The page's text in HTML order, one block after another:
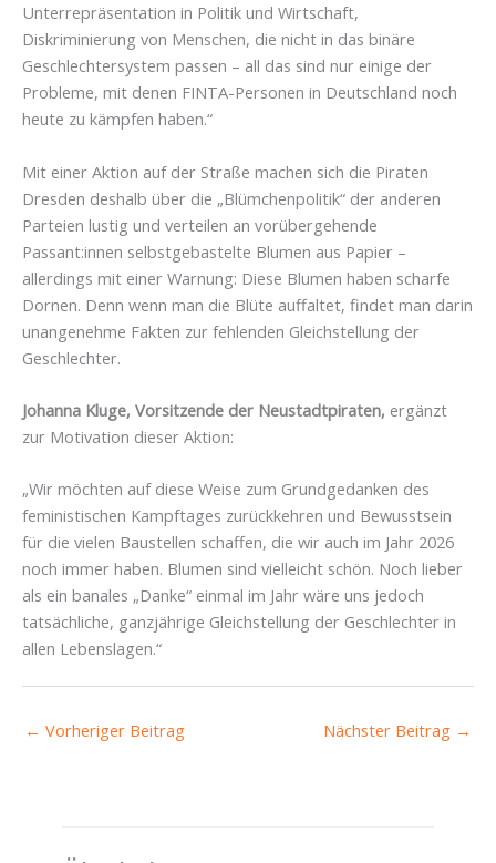
Unterrepräsentation in Politik und Wirtschaft,
Diskriminierung von Menschen, die nicht in das binäre
Geschlechtersystem passen – all das sind nur einige der
Probleme, mit denen FINTA-Personen in Deutschland noch
heute zu kämpfen haben.“
Mit einer Aktion auf der Straße machen sich die Piraten
Dresden deshalb über die „Blümchenpolitik“ der anderen
Parteien lustig und verteilen an vorübergehende
Passant:innen selbstgebastelte Blumen aus Papier –
allerdings mit einer Warnung: Diese Blumen haben scharfe
Dornen. Denn wenn man die Blüte auffaltet, findet man darin
unangenehme Fakten zur fehlenden Gleichstellung der
Geschlechter.
Johanna Kluge, Vorsitzende der Neustadtpiraten, ergänzt
zur Motivation dieser Aktion:
„Wir möchten auf diese Weise zum Grundgedanken des
feministischen Kampftages zurückkehren und Bewusstsein
für die vielen Baustellen schaffen, die wir auch im Jahr 2026
noch immer haben. Blumen sind vielleicht schön. Noch lieber
als ein banales „Danke“ einmal im Jahr wäre uns jedoch
tatsächliche, ganzjährige Gleichstellung der Geschlechter in
allen Lebenslagen.“
← Vorheriger Beitrag Nächster Beitrag →